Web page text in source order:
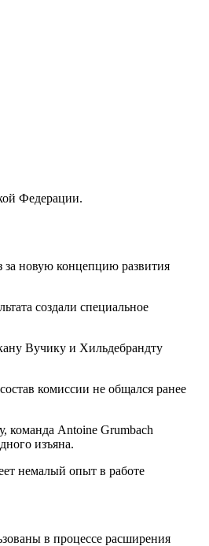
Федерации.
за новую концепцию развития
создали специальное
Вучику и Хильдебрандту
комиссии не общался ранее
команда Antoine Grumbach
изъяна.
немалый опыт в работе
в процессе расширения